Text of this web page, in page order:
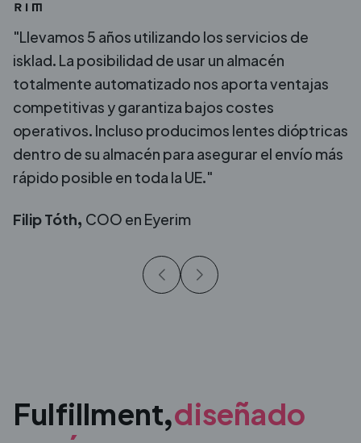
"Llevamos 5 años utilizando los servicios de
isklad. La posibilidad de usar un almacén
totalmente automatizado nos aporta ventajas
competitivas y garantiza bajos costes
operativos. Incluso producimos lentes dióptricas
dentro de su almacén para asegurar el envío más
rápido posible en toda la UE."
Filip Tóth, COO en Eyerim
Fulfillment,diseñado